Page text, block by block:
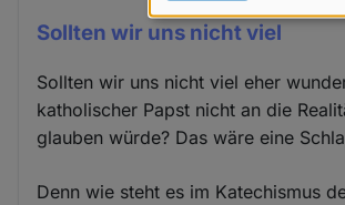
Sollten wir uns nicht viel
Sollten wir uns nicht viel eher
katholischer Papst nicht an die
glauben würde? Das wäre eine
Denn wie steht es im Katechismus
Daten
Cookies